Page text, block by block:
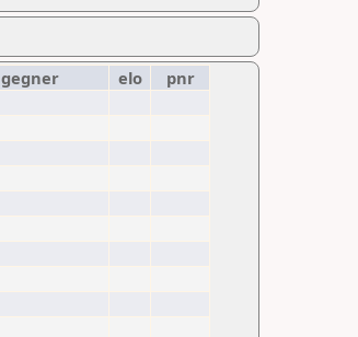
gegner elo
pnr